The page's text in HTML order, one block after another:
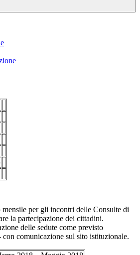
mensile per gli incontri delle Consulte di
la partecipazione dei cittadini.
delle sedute come previsto
con comunicazione sul sito istituzionale.